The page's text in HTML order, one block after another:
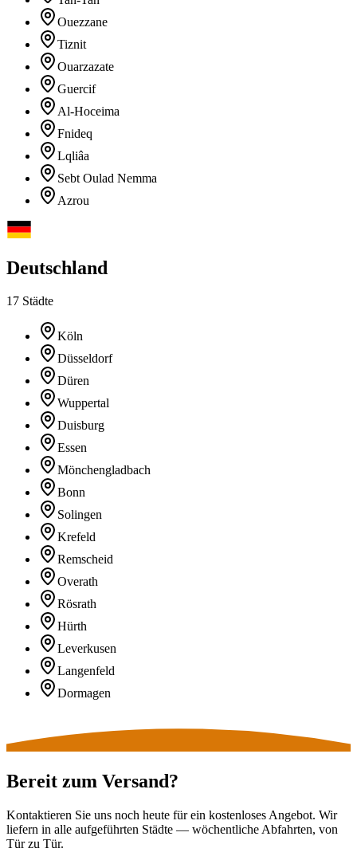
Ouezzane
Tiznit
Ouarzazate
Guercif
Al-Hoceima
Fnideq
Lqliâa
Sebt Oulad Nemma
Azrou
Deutschland
17 Städte
Köln
Düsseldorf
Düren
Wuppertal
Duisburg
Essen
Mönchengladbach
Bonn
Solingen
Krefeld
Remscheid
Overath
Rösrath
Hürth
Leverkusen
Langenfeld
Dormagen
Bereit zum Versand?
Kontaktieren Sie uns noch heute für ein kostenloses Angebot. Wir
liefern in alle aufgeführten Städte — wöchentliche Abfahrten, von
Tür zu Tür.